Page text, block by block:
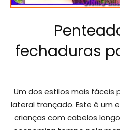
fechaduras
Um dos estilos mais fáceis
lateral trançado. Este é um
crianças com cabelos